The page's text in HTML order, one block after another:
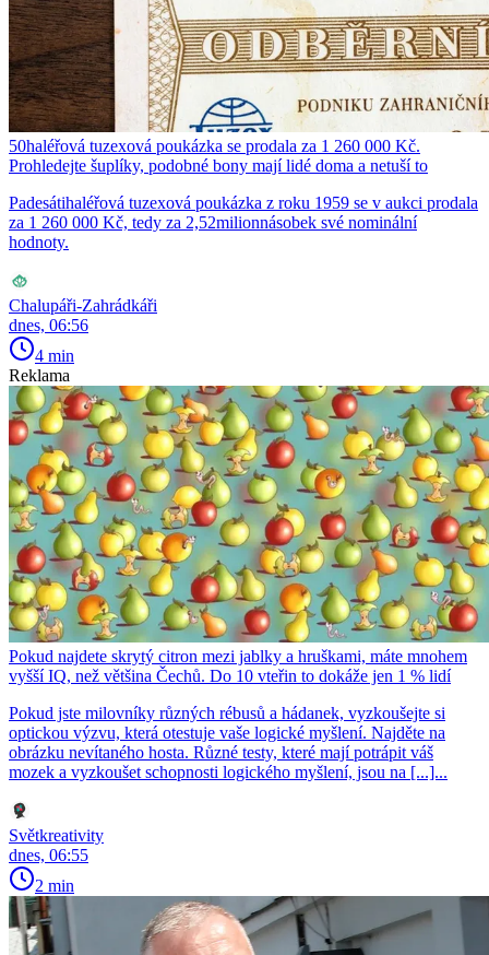
50haléřová tuzexová poukázka se prodala za 1 260 000 Kč.
Prohledejte šuplíky, podobné bony mají lidé doma a netuší to
Padesátihaléřová tuzexová poukázka z roku 1959 se v aukci prodala
za 1 260 000 Kč, tedy za 2,52milionnásobek své nominální
hodnoty.
Chalupáři-Zahrádkáři
dnes, 06:56
4 min
Reklama
Pokud najdete skrytý citron mezi jablky a hruškami, máte mnohem
vyšší IQ, než většina Čechů. Do 10 vteřin to dokáže jen 1 % lidí
Pokud jste milovníky různých rébusů a hádanek, vyzkoušejte si
optickou výzvu, která otestuje vaše logické myšlení. Najděte na
obrázku nevítaného hosta. Různé testy, které mají potrápit váš
mozek a vyzkoušet schopnosti logického myšlení, jsou na [...]...
Světkreativity
dnes, 06:55
2 min